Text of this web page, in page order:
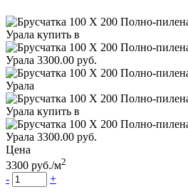
Цена
3300 руб./м2
- +